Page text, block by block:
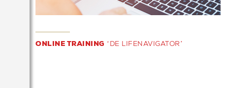
ONLINE TRAINING ‘DE LIFENAVIGATOR’